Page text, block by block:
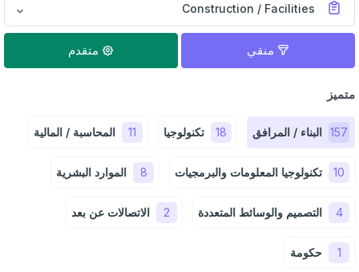
Construction / Facilities
منقي متقدم
متميز
157 البناء / المرافق 18 تكنولوجيا 11 المحاسبة / المالية
10 تكنولوجيا المعلومات والبرمجيات 8 الموارد البشرية
4 التصميم والوسائط المتعددة 2 الاتصالات عن بعد
1 حكومة